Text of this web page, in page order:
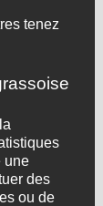
tenez
une
des
ou de